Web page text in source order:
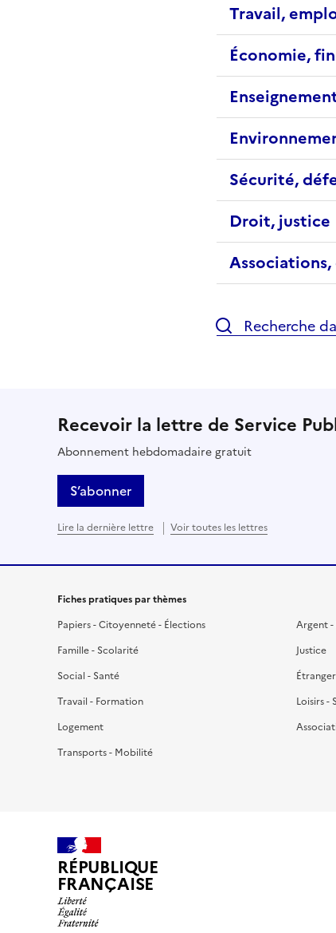
Travail,
Économie,
Sécurité,
Droit, justice
Recherche
Recevoir la lettre de Service
Abonnement hebdomadaire gratuit
S’abonner
Lire la dernière lettre Voir toutes les lettres
Fiches pratiques par thèmes
Papiers - Citoyenneté - Élections
Famille - Scolarité
Social - Santé
Travail - Formation
Logement
Transports - Mobilité
Argent
Justice
Loisirs -
RÉPUBLIQUE
FRANÇAISE